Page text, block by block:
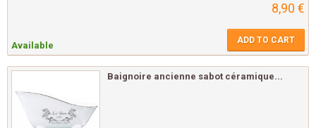
8,90 €
Available ADD TO CART
Baignoire ancienne sabot céramique...